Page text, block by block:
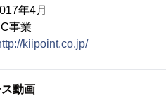
年4月
事業
kiipoint.co.jp/
動画